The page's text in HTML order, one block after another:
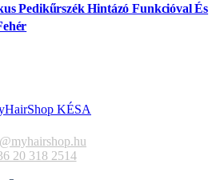
Pedikűrszék Hintázó Funkcióval És
20 318 2514